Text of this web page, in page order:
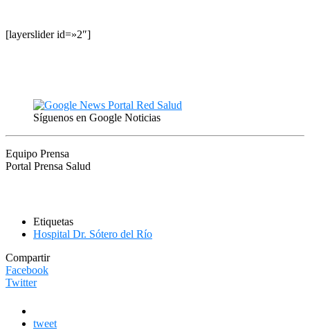
[layerslider id=»2″]
Síguenos en Google Noticias
Equipo Prensa
Portal Prensa Salud
Etiquetas
Hospital Dr. Sótero del Río
Compartir
Facebook
Twitter
tweet